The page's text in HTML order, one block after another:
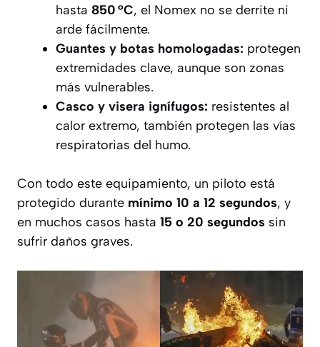
hasta 850 °C, el Nomex no se derrite ni
arde fácilmente.
Guantes y botas homologadas: protegen
extremidades clave, aunque son zonas
más vulnerables.
Casco y visera ignífugos: resistentes al
calor extremo, también protegen las vías
respiratorias del humo.
Con todo este equipamiento, un piloto está
protegido durante mínimo 10 a 12 segundos, y
en muchos casos hasta 15 o 20 segundos sin
sufrir daños graves.